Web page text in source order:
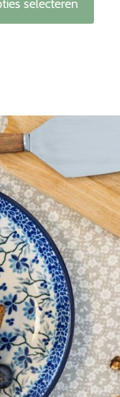
selecteren